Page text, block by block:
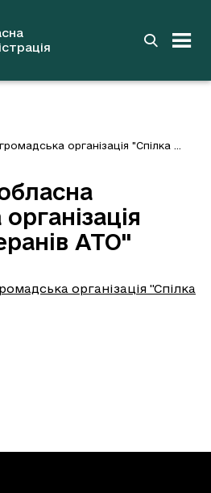
організація "Спілка ...
АТО"
організація "Спілка